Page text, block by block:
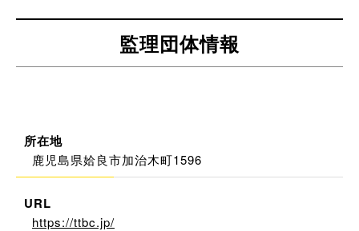
監理団体情報
所在地
鹿児島県姶良市加治木町1596
URL
https://ttbc.jp/